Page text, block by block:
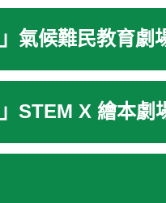
氣候難民教育劇
」STEM X 繪本